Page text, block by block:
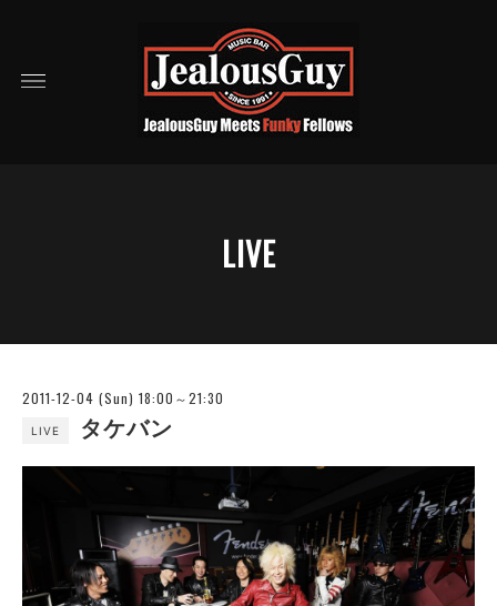
LIVE
2011-12-04 (Sun) 18:00～21:30
LIVE タケバン